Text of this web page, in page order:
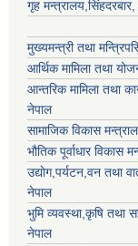
गृह मन्त्रालय,सिंहदरबार,
मुख्यमन्त्री तथा
आर्थिक मामिला तथा
आन्तरिक मामिला तथा
नेपाल
सामाजिक विकास
भौतिक पूर्वाधार विकास
उद्याेग,पर्यटन,वन तथा
नेपाल
भुमि व्यवस्था,कृषि तथा
नेपाल